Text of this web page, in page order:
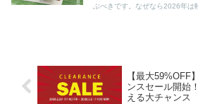
ぶべきです。なぜなら2026年は
【最大59%OFF
ンスセール開始
える大チャンス